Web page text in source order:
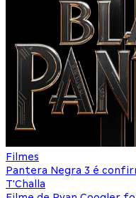
Filmes
Pantera Negra 3 é
T'Challa